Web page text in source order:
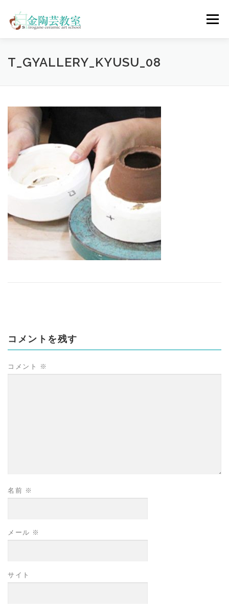
メニュー
陶芸体験コース ウェディングコース
ENGLISH
T_GYALLERY_KYUSU_08
コメントを残す
コメント ※
名前 ※
メール ※
サイト